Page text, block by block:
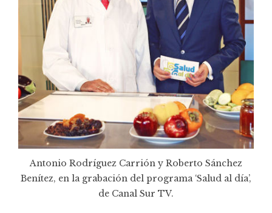
Antonio Rodríguez Carrión y Roberto Sánchez
Benítez, en la grabación del programa ‘Salud al día’,
de Canal Sur TV.